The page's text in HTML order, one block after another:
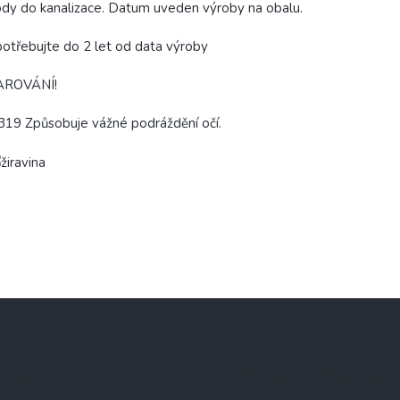
do kanalizace. Datum uveden výroby na obalu.
do 2 let od data výroby
Způsobuje vážné podráždění očí.